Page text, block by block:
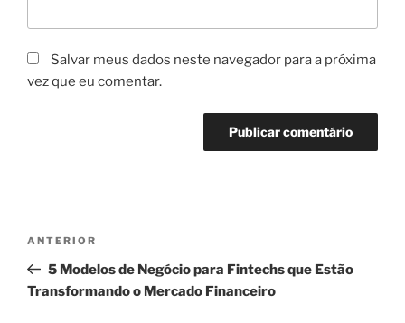
Salvar meus dados neste navegador para a próxima
vez que eu comentar.
Post
Post
anterior
ANTERIOR
5 Modelos de Negócio para Fintechs que Estão
Transformando o Mercado Financeiro